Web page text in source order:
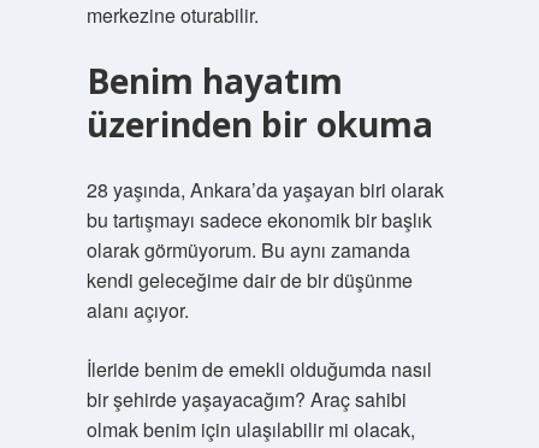
merkezine oturabilir.
Benim hayatım
üzerinden bir okuma
28 yaşında, Ankara’da yaşayan biri olarak
bu tartışmayı sadece ekonomik bir başlık
olarak görmüyorum. Bu aynı zamanda
kendi geleceğime dair de bir düşünme
alanı açıyor.
İleride benim de emekli olduğumda nasıl
bir şehirde yaşayacağım? Araç sahibi
olmak benim için ulaşılabilir mi olacak,